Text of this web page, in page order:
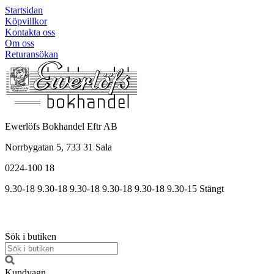
Startsidan
Köpvillkor
Kontakta oss
Om oss
Returansökan
Ewerlöfs Bokhandel Eftr AB
Norrbygatan 5, 733 31 Sala
0224-100 18
9.30-18 9.30-18 9.30-18 9.30-18 9.30-18 9.30-15 Stängt
Sök i butiken